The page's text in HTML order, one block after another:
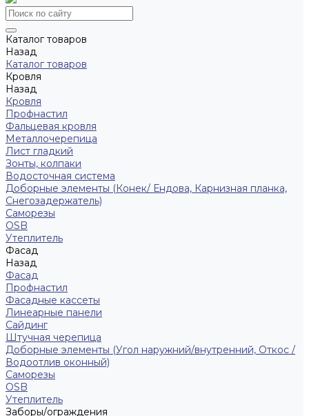
Каталог товаров
Назад
Каталог товаров
Кровля
Назад
Кровля
Профнастил
Фальцевая кровля
Металлочерепица
Лист гладкий
Зонты, колпаки
Водосточная система
Доборные элементы (Конек/ Ендова, Карнизная планка,
Снегозадержатель)
Саморезы
ОSB
Утеплитель
Фасад
Назад
Фасад
Профнастил
Фасадные кассеты
Линеарные панели
Сайдинг
Штучная черепица
Доборные элементы (Угол наружний/внутренний, Откос /
Водоотлив оконный)
Саморезы
OSB
Утеплитель
Заборы/ограждения